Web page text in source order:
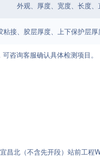
外观、厚度、宽度、长度、
粘接、胶层厚度、上下保护层
咨询客服确认具体检测项目。
昌北（不含先开段）站前工程